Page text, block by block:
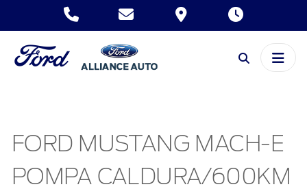
FORD MUSTANG MACH-E
POMPA CALDURA/600KM